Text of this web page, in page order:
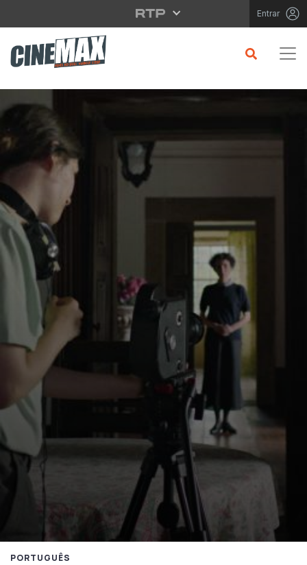
Saltar para o conteúdo principal Entrar
PORTUGUÊS